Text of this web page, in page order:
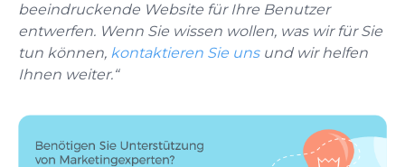
beeindruckende Website für Ihre Benutzer
entwerfen. Wenn Sie wissen wollen, was wir für Sie
tun können, kontaktieren Sie unsund wir helfen
Ihnen weiter.“